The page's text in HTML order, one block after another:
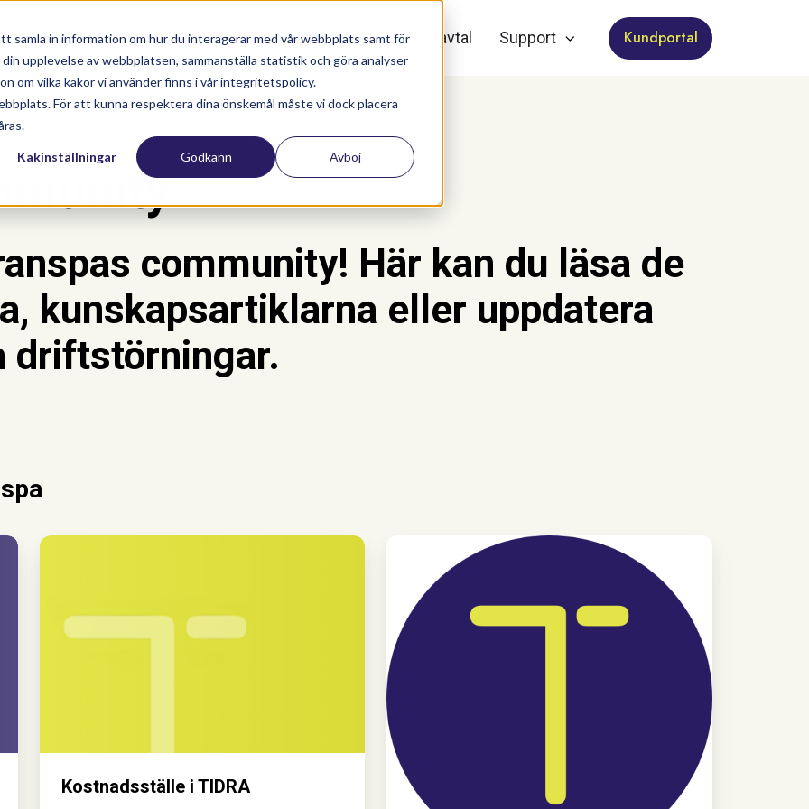
samla in information om hur du interagerar med vår webbplats samt för
upplevelse av webbplatsen, sammanställa statistik och göra analyser
om vilka kakor vi använder finns i vår integritetspolicy.
För att kunna respektera dina önskemål måste vi dock placera
Kakinställningar Godkänn Avböj
Nyhetsartiklar Utbildningar Supportavtal Support Kundportal
community! Här kan du läsa de
kunskapsartiklarna eller uppdatera
driftstörningar.
Kostnadsställe
Kostnadsställe i TIDRA
Sommaröppetider